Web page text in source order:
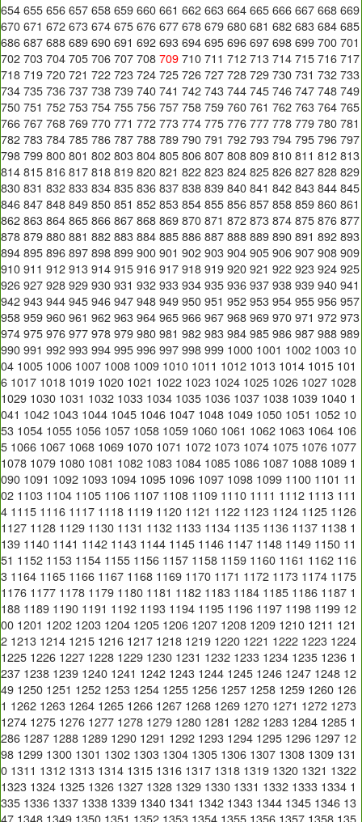
654 655 656 657 658 659 660 661 662 663 664 665 666 667 668 669
670 671 672 673 674 675 676 677 678 679 680 681 682 683 684 685
686 687 688 689 690 691 692 693 694 695 696 697 698 699 700 701
702 703 704 705 706 707 708 709 710 711 712 713 714 715 716 717
718 719 720 721 722 723 724 725 726 727 728 729 730 731 732 733
734 735 736 737 738 739 740 741 742 743 744 745 746 747 748 749
750 751 752 753 754 755 756 757 758 759 760 761 762 763 764 765
766 767 768 769 770 771 772 773 774 775 776 777 778 779 780 781
782 783 784 785 786 787 788 789 790 791 792 793 794 795 796 797
798 799 800 801 802 803 804 805 806 807 808 809 810 811 812 813
814 815 816 817 818 819 820 821 822 823 824 825 826 827 828 829
830 831 832 833 834 835 836 837 838 839 840 841 842 843 844 845
846 847 848 849 850 851 852 853 854 855 856 857 858 859 860 861
862 863 864 865 866 867 868 869 870 871 872 873 874 875 876 877
878 879 880 881 882 883 884 885 886 887 888 889 890 891 892 893
894 895 896 897 898 899 900 901 902 903 904 905 906 907 908 909
910 911 912 913 914 915 916 917 918 919 920 921 922 923 924 925
926 927 928 929 930 931 932 933 934 935 936 937 938 939 940 941
942 943 944 945 946 947 948 949 950 951 952 953 954 955 956 957
958 959 960 961 962 963 964 965 966 967 968 969 970 971 972 973
974 975 976 977 978 979 980 981 982 983 984 985 986 987 988 989
990 991 992 993 994 995 996 997 998 999 1000 1001 1002 1003 10
04 1005 1006 1007 1008 1009 1010 1011 1012 1013 1014 1015 101
6 1017 1018 1019 1020 1021 1022 1023 1024 1025 1026 1027 1028
1029 1030 1031 1032 1033 1034 1035 1036 1037 1038 1039 1040 1
041 1042 1043 1044 1045 1046 1047 1048 1049 1050 1051 1052 10
53 1054 1055 1056 1057 1058 1059 1060 1061 1062 1063 1064 106
5 1066 1067 1068 1069 1070 1071 1072 1073 1074 1075 1076 1077
1078 1079 1080 1081 1082 1083 1084 1085 1086 1087 1088 1089 1
090 1091 1092 1093 1094 1095 1096 1097 1098 1099 1100 1101 11
02 1103 1104 1105 1106 1107 1108 1109 1110 1111 1112 1113 111
4 1115 1116 1117 1118 1119 1120 1121 1122 1123 1124 1125 1126
1127 1128 1129 1130 1131 1132 1133 1134 1135 1136 1137 1138 1
139 1140 1141 1142 1143 1144 1145 1146 1147 1148 1149 1150 11
51 1152 1153 1154 1155 1156 1157 1158 1159 1160 1161 1162 116
3 1164 1165 1166 1167 1168 1169 1170 1171 1172 1173 1174 1175
1176 1177 1178 1179 1180 1181 1182 1183 1184 1185 1186 1187 1
188 1189 1190 1191 1192 1193 1194 1195 1196 1197 1198 1199 12
00 1201 1202 1203 1204 1205 1206 1207 1208 1209 1210 1211 121
2 1213 1214 1215 1216 1217 1218 1219 1220 1221 1222 1223 1224
1225 1226 1227 1228 1229 1230 1231 1232 1233 1234 1235 1236 1
237 1238 1239 1240 1241 1242 1243 1244 1245 1246 1247 1248 12
49 1250 1251 1252 1253 1254 1255 1256 1257 1258 1259 1260 126
1 1262 1263 1264 1265 1266 1267 1268 1269 1270 1271 1272 1273
1274 1275 1276 1277 1278 1279 1280 1281 1282 1283 1284 1285 1
286 1287 1288 1289 1290 1291 1292 1293 1294 1295 1296 1297 12
98 1299 1300 1301 1302 1303 1304 1305 1306 1307 1308 1309 131
0 1311 1312 1313 1314 1315 1316 1317 1318 1319 1320 1321 1322
1323 1324 1325 1326 1327 1328 1329 1330 1331 1332 1333 1334 1
335 1336 1337 1338 1339 1340 1341 1342 1343 1344 1345 1346 13
47 1348 1349 1350 1351 1352 1353 1354 1355 1356 1357 1358 135